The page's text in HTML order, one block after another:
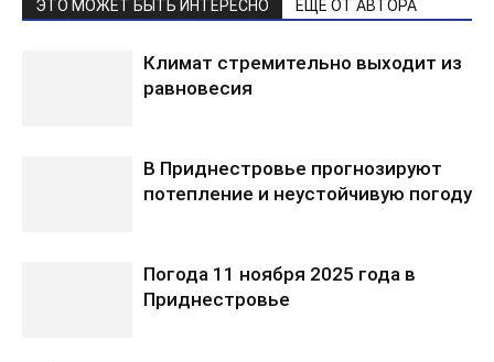
ЭТО МОЖЕТ БЫТЬ ИНТЕРЕСНО ЕЩЕ ОТ АВТОРА
Климат стремительно выходит из
равновесия
В Приднестровье прогнозируют
потепление и неустойчивую погоду
Погода 11 ноября 2025 года в
Приднестровье